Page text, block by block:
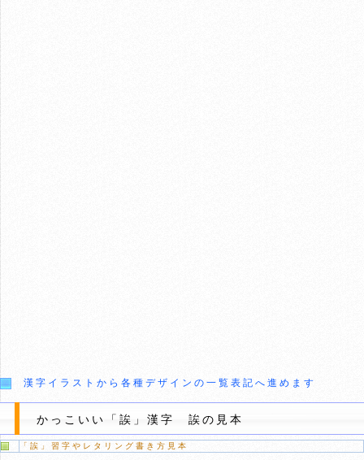
漢字イラストから各種デザインの一覧表記へ進めます
かっこいい「誒」漢字 誒の見本
「誒」習字やレタリング書き方見本